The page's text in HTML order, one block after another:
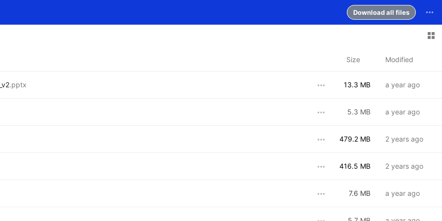
Download all files
Size Modified
.pptx 13.3 MB a year ago
5.3 MB a year ago
479.2 MB 2 years ago
416.5 MB 2 years ago
7.6 MB a year ago